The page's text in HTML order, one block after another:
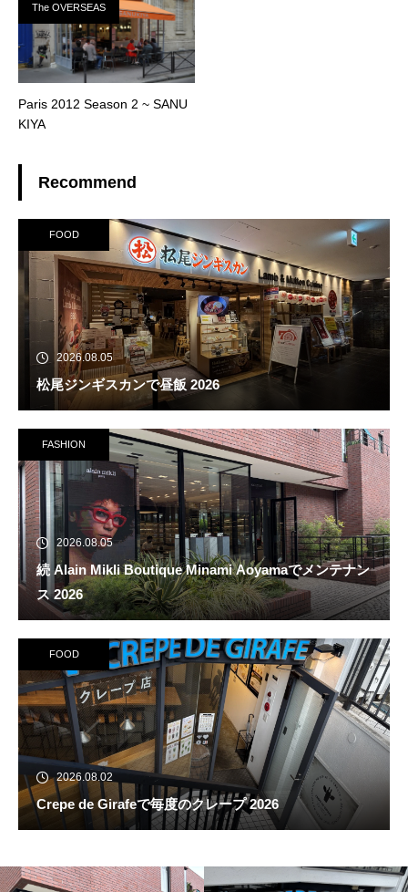
The OVERSEAS
Paris 2012 Season 2 ~ SANU
KIYA
Recommend
FOOD
2026.08.05
松尾ジンギスカンで昼飯 2026
FASHION
2026.08.05
続 Alain Mikli Boutique Minami Aoyamaでメンテナン
ス 2026
FOOD
2026.08.02
Crepe de Girafeで毎度のクレープ 2026